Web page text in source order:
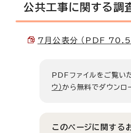
公共工事に関する調
7月公表分 （PDF 70.5
PDFファイルをご覧
ウ）から無料でダウンロ
このページに関する